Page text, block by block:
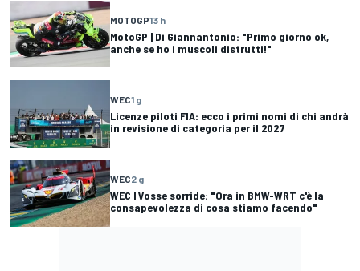
MOTOGP13 h
MotoGP | Di Giannantonio: "Primo giorno ok,
anche se ho i muscoli distrutti!"
WEC1 g
Licenze piloti FIA: ecco i primi nomi di chi andrà
in revisione di categoria per il 2027
WEC2 g
WEC | Vosse sorride: "Ora in BMW-WRT c'è la
consapevolezza di cosa stiamo facendo"